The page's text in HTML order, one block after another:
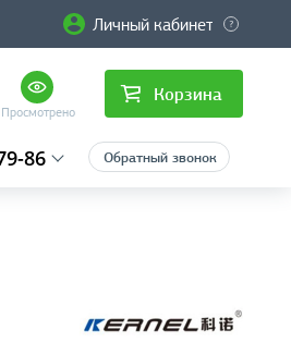
Личный кабинет
Просмотрено
Корзина
86 Обратный звонок